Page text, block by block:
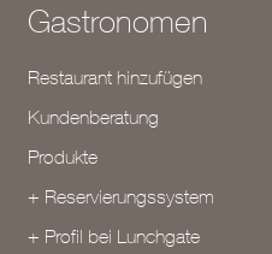
Gastronomen
Restaurant hinzufügen
Kundenberatung
Produkte
+ Reservierungssystem
+ Profil bei Lunchgate